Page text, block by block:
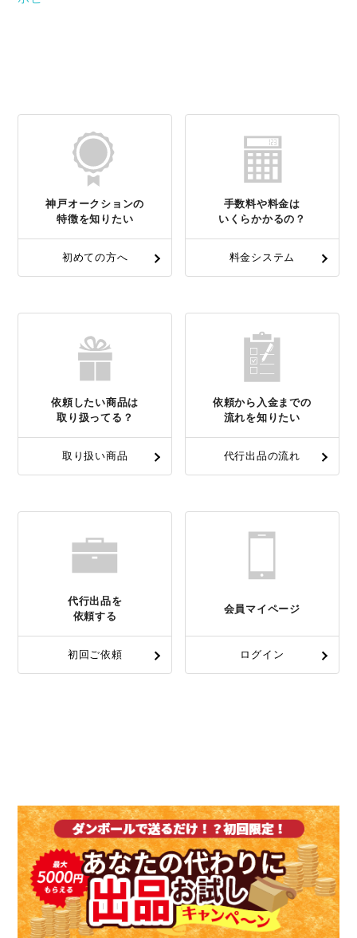
神戸オークションの
特徴を知りたい
初めての方へ
手数料や料金は
いくらかかるの？
料金システム
依頼したい商品は
取り扱ってる？
取り扱い商品
依頼から入金までの
流れを知りたい
代行出品の流れ
代行出品を
依頼する
初回ご依頼
会員マイページ
ログイン